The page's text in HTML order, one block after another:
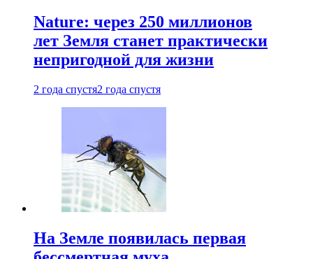
Nature: через 250 миллионов
лет Земля станет практически
непригодной для жизни
2 года спустя2 года спустя
На Земле появилась первая